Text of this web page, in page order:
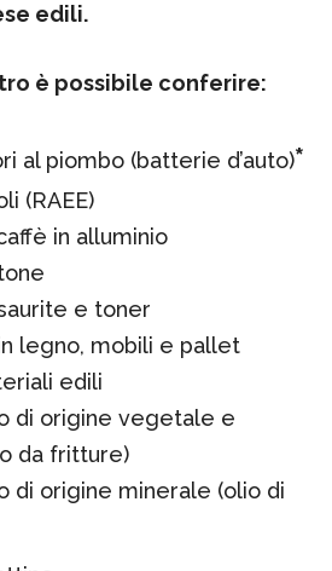
edili.
è possibile conferire:
al piombo (batterie d’auto)*
(RAEE)
in alluminio
e toner
legno, mobili e pallet
edili
di origine vegetale e
da fritture)
di origine minerale (olio di